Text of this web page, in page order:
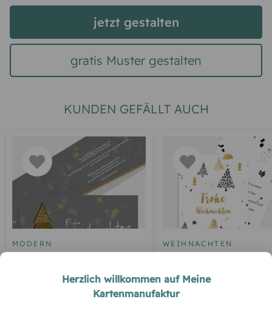
jetzt gestalten
gratis Muster gestalten
KUNDEN GEFÄLLT AUCH
MODERN WEIHNACHTEN
Leise rieselt der
Herzlich willkommen auf Meine
Kartenmanufaktur